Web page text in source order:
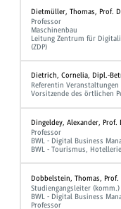
Dietmüller, Thomas, Prof.
Professor
Maschinenbau
Leitung Zentrum für
(ZDP)
Dietrich, Cornelia, Dipl.-
Referentin
Vorsitzende des örtlichen
Dingeldey, Alexander, Prof.
Professor
BWL - Digital Business
BWL - Tourismus,
Dobbelstein, Thomas, Prof.
Studiengangsleiter (komm.)
BWL - Digital Business
Professor